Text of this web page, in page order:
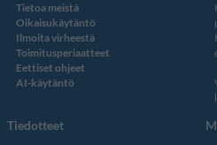
Tietoa meistä
Oikaisukäytäntö
Ilmoita virheestä
Toimitusperiaatteet
Eettiset ohjeet
AI-käytäntö
Tiedotteet